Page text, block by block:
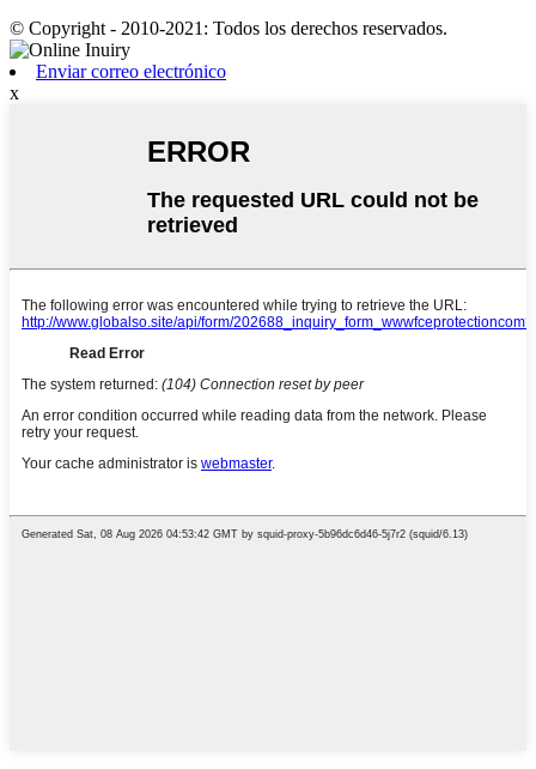
© Copyright - 2010-2021: Todos los derechos reservados.
Enviar correo electrónico
x